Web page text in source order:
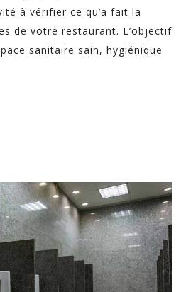
à vérifier ce qu’a fait la
de votre restaurant. L’objectif
sanitaire sain, hygiénique